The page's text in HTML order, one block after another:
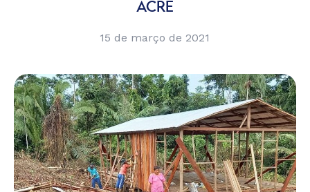
ACRE
15 de março de 2021